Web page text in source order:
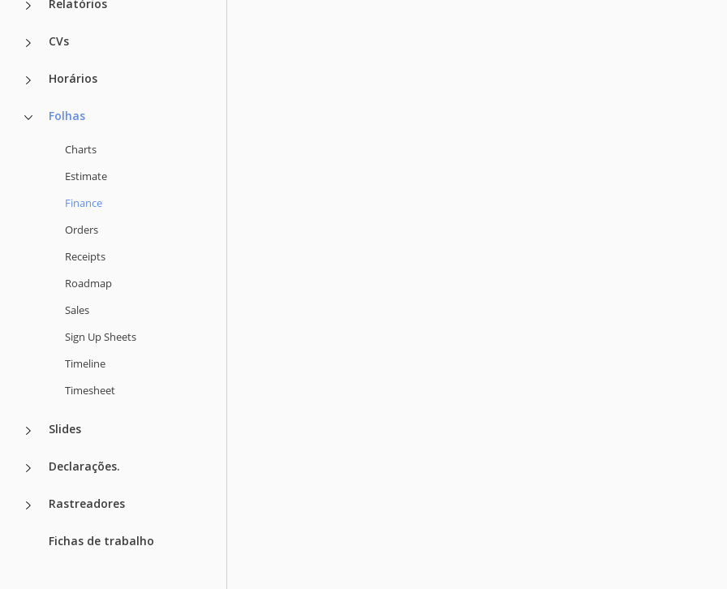
Relatórios
CVs
Horários
Folhas
Charts
Estimate
Finance
Orders
Receipts
Roadmap
Sales
Sign Up Sheets
Timeline
Timesheet
Slides
Declarações.
Rastreadores
Fichas de trabalho